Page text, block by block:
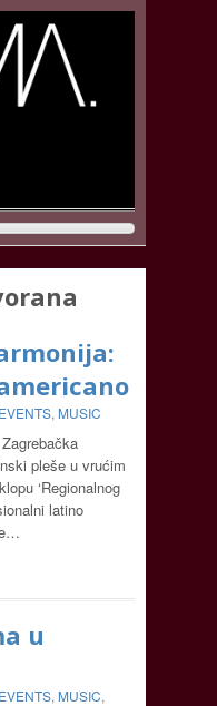
EVENTS, MUSIC
pleše u vrućim
‘Regionalnog
latino
u
EVENTS, MUSIC,